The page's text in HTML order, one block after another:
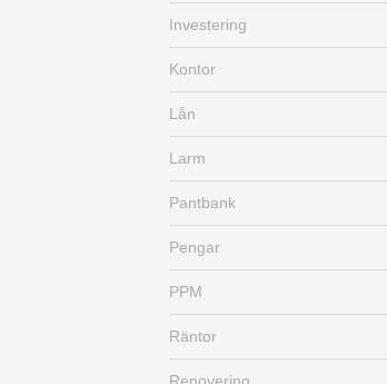
Investering
Kontor
Lån
Larm
Pantbank
Pengar
PPM
Räntor